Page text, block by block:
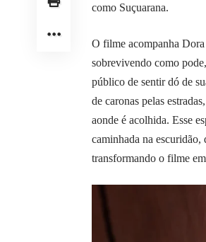
como Suçuarana.
O filme acompanha
sobrevivendo como
público de sentir dó de
de caronas pelas
aonde é acolhida. Esse
caminhada na
transformando o filme